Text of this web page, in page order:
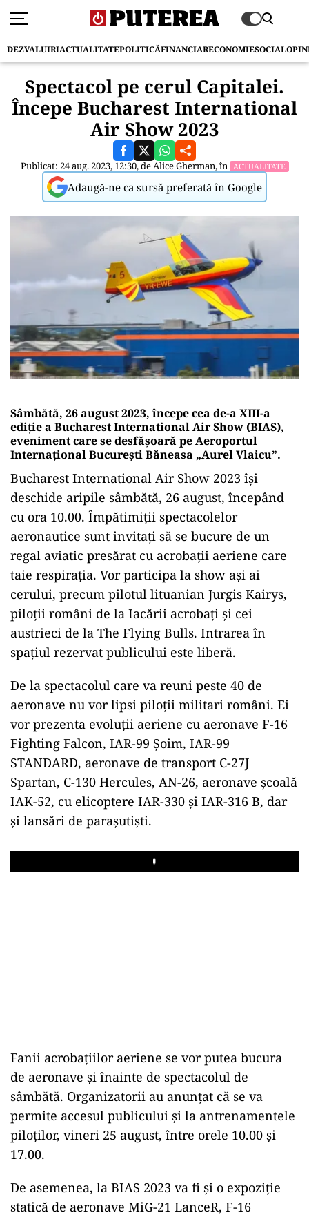
DEZVALUIRIACTUALITATEPOLITICĂFINANCIARECONOMIESOCIAL
Spectacol pe cerul Capitalei.
Începe Bucharest International
Air Show 2023
Publicat: 24 aug. 2023, 12:30, deAlice Gherman, în ACTUALITATE
Adaugă-ne ca sursă preferată în Google
Sâmbătă, 26 august 2023, începe cea de-a XIII-a
ediție a Bucharest International Air Show (BIAS),
eveniment care se desfășoară pe Aeroportul
Internațional București Băneasa „Aurel Vlaicu”.
Bucharest International Air Show 2023 își
deschide aripile sâmbătă, 26 august, începând
cu ora 10.00. Împătimiții spectacolelor
aeronautice sunt invitați să se bucure de un
regal aviatic presărat cu acrobații aeriene care
taie respirația. Vor participa la show ași ai
cerului, precum pilotul lituanian Jurgis Kairys,
piloții români de la Iacării acrobați și cei
austrieci de la The Flying Bulls. Intrarea în
spațiul rezervat publicului este liberă.
De la spectacolul care va reuni peste 40 de
aeronave nu vor lipsi piloții militari români. Ei
vor prezenta evoluții aeriene cu aeronave F-16
Fighting Falcon, IAR-99 Șoim, IAR-99
STANDARD, aeronave de transport C-27J
Spartan, C-130 Hercules, AN-26, aeronave școală
IAK-52, cu elicoptere IAR-330 şi IAR-316 B, dar
şi lansări de paraşutişti.
Play
Fanii acrobațiilor aeriene se vor putea bucura
de aeronave și înainte de spectacolul de
sâmbătă. Organizatorii au anunțat că se va
permite accesul publicului și la antrenamentele
piloților, vineri 25 august, între orele 10.00 și
17.00.
De asemenea, la BIAS 2023 va fi și o expoziție
statică de aeronave MiG-21 LanceR, F-16